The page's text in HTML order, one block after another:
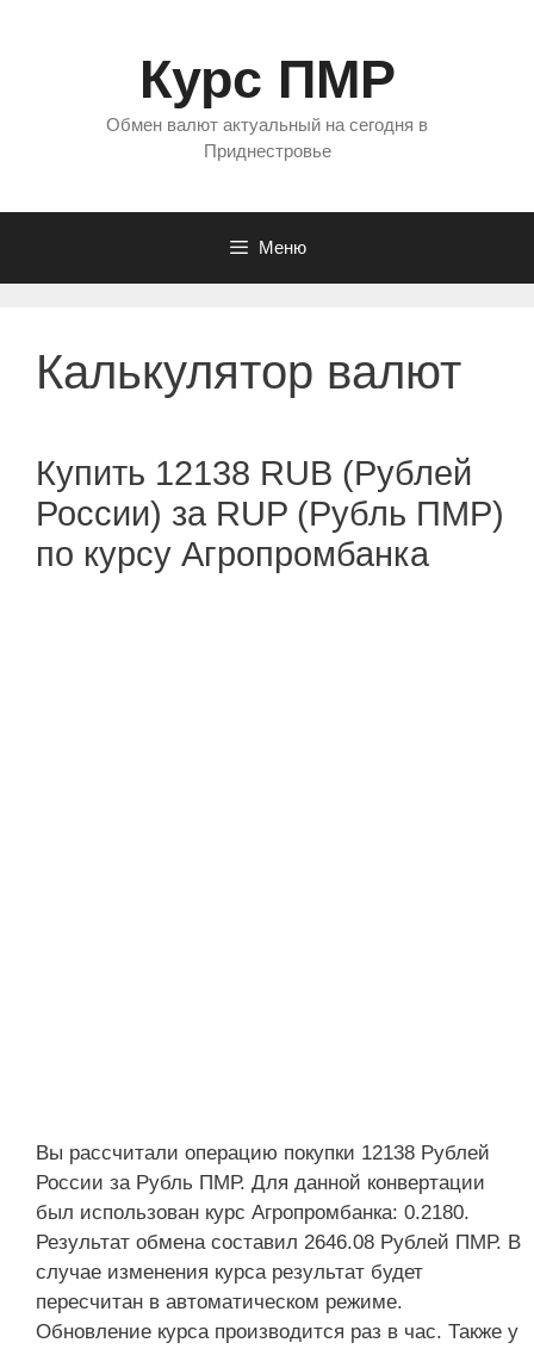
Курс ПМР
Обмен валют актуальный на сегодня в
Приднестровье
Меню
Калькулятор валют
Купить 12138 RUB (Рублей
России) за RUP (Рубль ПМР)
по курсу Агропромбанка
Вы рассчитали операцию покупки 12138 Рублей
России за Рубль ПМР. Для данной конвертации
был использован курс Агропромбанка: 0.2180.
Результат обмена составил 2646.08 Рублей ПМР. В
случае изменения курса результат будет
пересчитан в автоматическом режиме.
Обновление курса производится раз в час. Также у